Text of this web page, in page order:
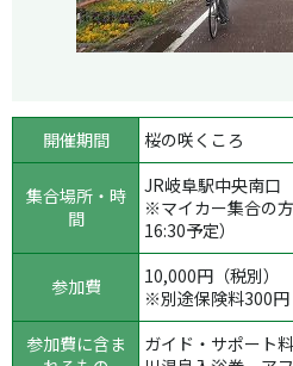
開催期間 桜の咲くころ
集合場所・時
間
JR岐阜駅中央南口
※マイカー集合の
16:30予定）
参加費
10,000円（税別）
※別途保険料300円
参加費に含ま
ガイド・サポー